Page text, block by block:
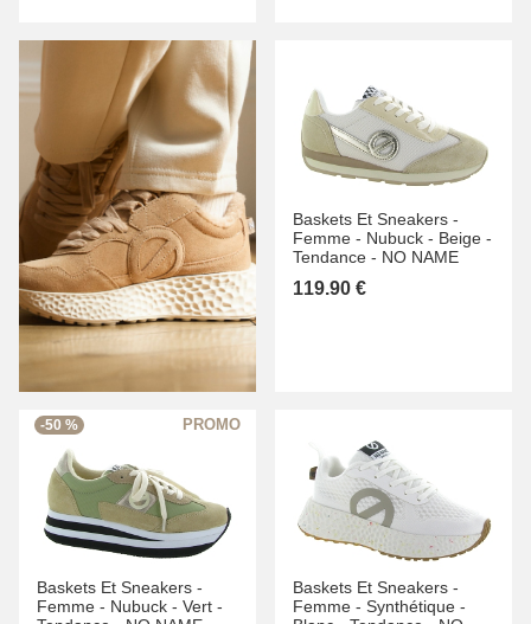
Baskets Et Sneakers -
Femme - Nubuck - Beige -
Tendance - NO NAME
119.90 €
-50 %
Baskets Et Sneakers -
Femme - Nubuck - Vert -
Baskets Et Sneakers -
Femme - Synthétique -